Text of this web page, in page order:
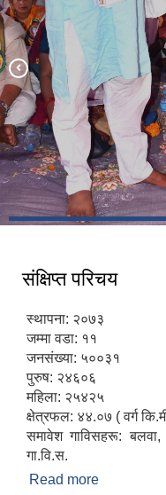
संक्षिप्त परिचय
स्थापना: २०७३
जम्मा वडा: ११
जनसंख्या: ५००३१
पुरुष: २४६०६
महिला: २५४२५
क्षेत्रफल: ४४.०७ ( वर्ग
समावेश गाविसहरू: बलवा,
गा.वि.स.
Read more